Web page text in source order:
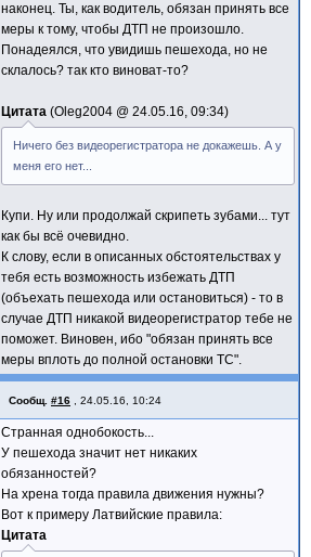
наконец. Ты, как водитель, обязан принять все
меры к тому, чтобы ДТП не произошло.
Понадеялся, что увидишь пешехода, но не
склалось? так кто виноват-то?
Цитата Oleg2004 @ 24.05.16, 09:34
Ничего без видеорегистратора не докажешь. А у
меня его нет...
Купи. Ну или продолжай скрипеть зубами... тут
как бы всё очевидно.
К слову, если в описанных обстоятельствах у
тебя есть возможность избежать ДТП
(объехать пешехода или остановиться) - то в
случае ДТП никакой видеорегистратор тебе не
поможет. Виновен, ибо "обязан принять все
меры вплоть до полной остановки ТС".
Сообщ. #16 24.05.16, 10:24
Странная однобокость...
У пешехода значит нет никаких
обязанностей?
На хрена тогда правила движения нужны?
Вот к примеру Латвийские правила:
Цитата